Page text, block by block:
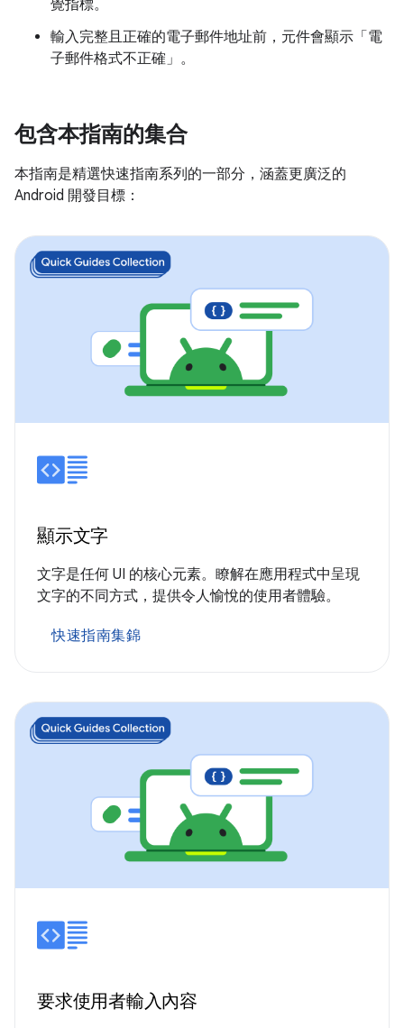
覺指標。
輸入完整且正確的電子郵件地址前，元件會顯示「電
子郵件格式不正確」。
包含本指南的集合
本指南是精選快速指南系列的一部分，涵蓋更廣泛的
Android 開發目標：
顯示文字
文字是任何 UI 的核心元素。瞭解在應用程式中呈現
文字的不同方式，提供令人愉悅的使用者體驗。
快速指南集錦
要求使用者輸入內容